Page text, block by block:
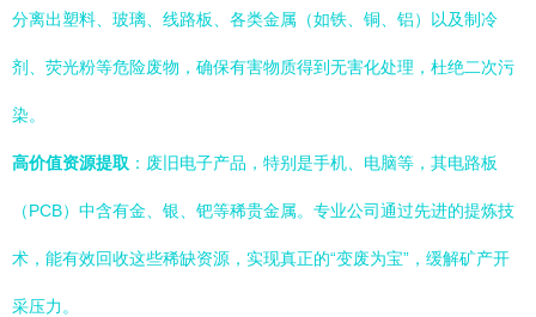
分离出塑料、玻璃、线路板、各类金属（如铁、铜、铝）以及制冷
剂、荧光粉等危险废物，确保有害物质得到无害化处理，杜绝二次污
染。
高价值资源提取 ：废旧电子产品，特别是手机、电脑等，其电路板
（PCB）中含有金、银、钯等稀贵金属。专业公司通过先进的提炼技
术，能有效回收这些稀缺资源，实现真正的“变废为宝”，缓解矿产开
采压力。